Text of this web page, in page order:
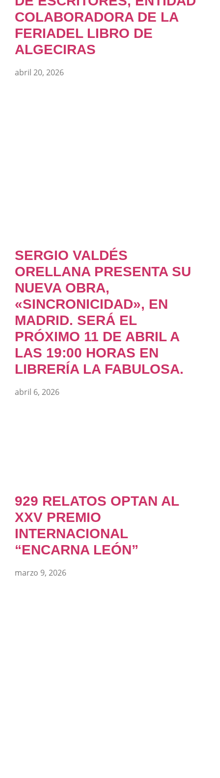
COLABORADORA DE LA
FERIADEL LIBRO DE
ALGECIRAS
abril 20, 2026
SERGIO VALDÉS
ORELLANA PRESENTA SU
NUEVA OBRA,
«SINCRONICIDAD», EN
MADRID. SERÁ EL
PRÓXIMO 11 DE ABRIL A
LAS 19:00 HORAS EN
LIBRERÍA LA FABULOSA.
abril 6, 2026
929 RELATOS OPTAN AL
XXV PREMIO
INTERNACIONAL
“ENCARNA LEÓN”
marzo 9, 2026